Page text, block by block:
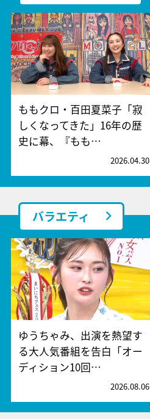
ももクロ・百田夏菜子「寂
しくなってきた」16年の歴
史に幕、『もも…
2026.04.30
バラエティ
ゆうちゃみ、出演を熱望す
る大人気番組を告白「オー
ディション10回…
2026.08.06